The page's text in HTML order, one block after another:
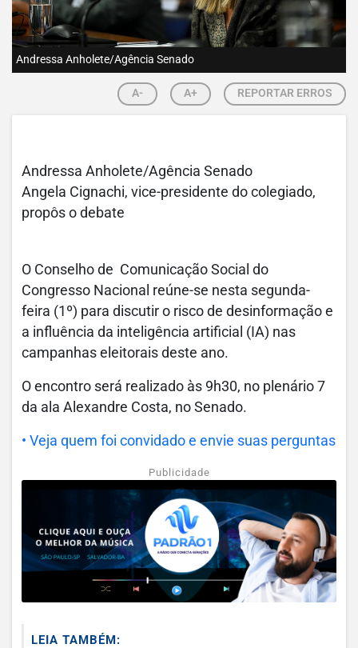
Andressa Anholete/Agência Senado
A- A+ REPORTAR ERROS
Andressa Anholete/Agência Senado
Angela Cignachi, vice-presidente do colegiado,
propôs o debate
O Conselho de Comunicação Social do
Congresso Nacional reúne-se nesta segunda-
feira (1º) para discutir o risco de desinformação e
a influência da inteligência artificial (IA) nas
campanhas eleitorais deste ano.
O encontro será realizado às 9h30, no plenário 7
da ala Alexandre Costa, no Senado.
• Veja quem foi convidado e envie suas perguntas
Publicidade
LEIA TAMBÉM: